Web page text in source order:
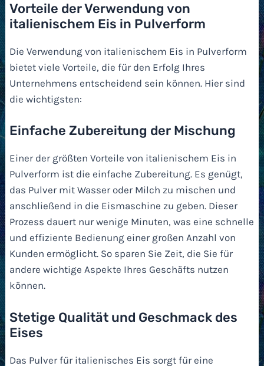
Vorteile der Verwendung von
italienischem Eis in Pulverform
Die Verwendung von italienischem Eis in Pulverform
bietet viele Vorteile, die für den Erfolg Ihres
Unternehmens entscheidend sein können. Hier sind
die wichtigsten:
Einfache Zubereitung der Mischung
Einer der größten Vorteile von italienischem Eis in
Pulverform ist die einfache Zubereitung. Es genügt,
das Pulver mit Wasser oder Milch zu mischen und
anschließend in die Eismaschine zu geben. Dieser
Prozess dauert nur wenige Minuten, was eine schnelle
und effiziente Bedienung einer großen Anzahl von
Kunden ermöglicht. So sparen Sie Zeit, die Sie für
andere wichtige Aspekte Ihres Geschäfts nutzen
können.
Stetige Qualität und Geschmack des
Eises
Das Pulver für italienisches Eis sorgt für eine